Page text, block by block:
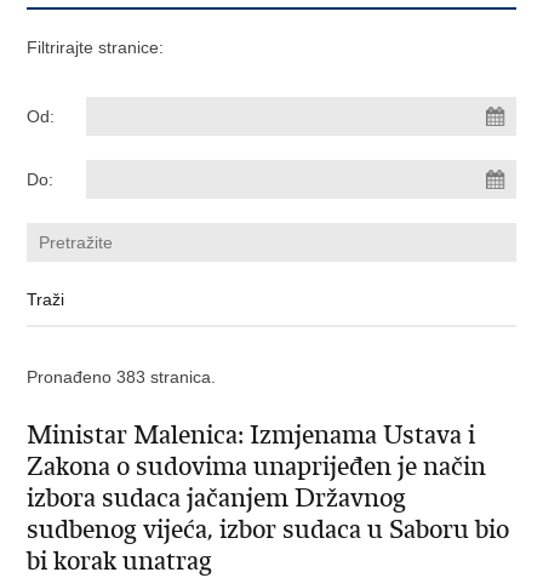
Filtrirajte stranice:
Od:
Do:
Pronađeno 383 stranica.
Ministar Malenica: Izmjenama Ustava i
Zakona o sudovima unaprijeđen je način
izbora sudaca jačanjem Državnog
sudbenog vijeća, izbor sudaca u Saboru bio
bi korak unatrag